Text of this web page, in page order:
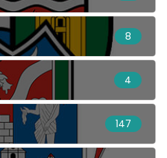
8
4
147